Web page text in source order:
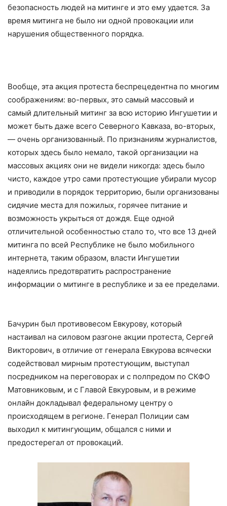
безопасность людей на митинге и это ему удается. За
время митинга не было ни одной провокации или
нарушения общественного порядка.
Вообще, эта акция протеста беспрецедентна по многим
соображениям: во-первых, это самый массовый и
самый длительный митинг за всю историю Ингушетии и
может быть даже всего Северного Кавказа, во-вторых,
— очень организованный. По признаниям журналистов,
которых здесь было немало, такой организации на
массовых акциях они не видели никогда: здесь было
чисто, каждое утро сами протестующие убирали мусор
и приводили в порядок территорию, были организованы
сидячие места для пожилых, горячее питание и
возможность укрыться от дождя. Еще одной
отличительной особенностью стало то, что все 13 дней
митинга по всей Республике не было мобильного
интернета, таким образом, власти Ингушетии
надеялись предотвратить распространение
информации о митинге в республике и за ее пределами.
Бачурин был противовесом Евкурову, который
настаивал на силовом разгоне акции протеста, Сергей
Викторович, в отличие от генерала Евкурова всячески
содействовал мирным протестующим, выступал
посредником на переговорах и с полпредом по СКФО
Матовниковым, и с Главой Евкуровым, и в режиме
онлайн докладывал федеральному центру о
происходящем в регионе. Генерал Полиции сам
выходил к митингующим, общался с ними и
предостерегал от провокаций.